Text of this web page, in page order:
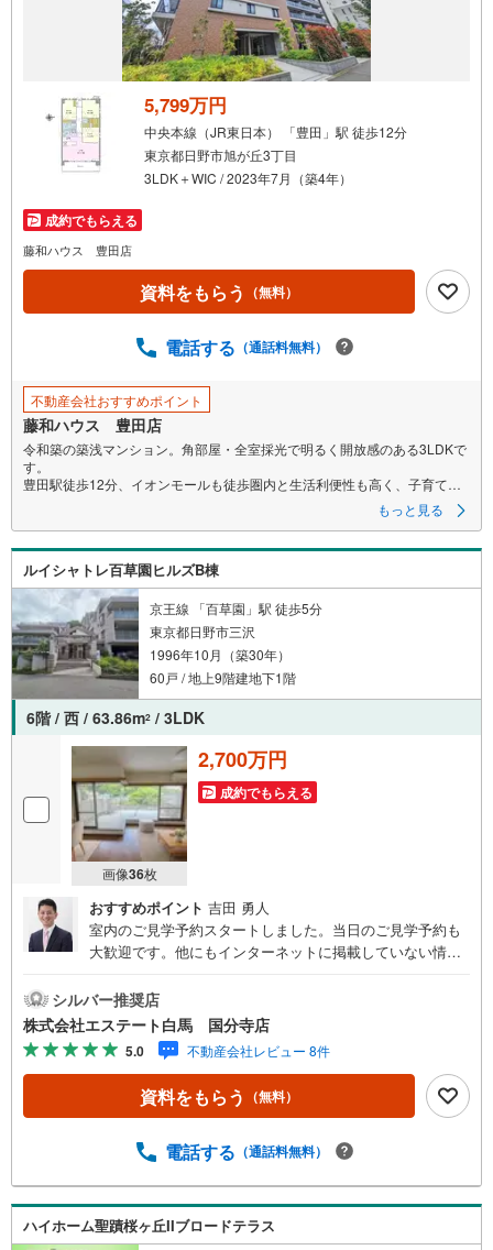
イ
ペ
ジ
存
す
る
5,799万円
中央本線（JR東日本） 「豊田」駅 徒歩12分
東京都日野市旭が丘3丁目
3LDK＋WIC / 2023年7月（築4年）
成約でもらえる
藤和ハウス 豊田店
資料をもらう （無料）
電話する （通話料無料）
不動産会社おすすめポイント
藤和ハウス 豊田店
令和築の築浅マンション。角部屋・全室採光で明るく開放感のある3LDKで
す。
豊田駅徒歩12分、イオンモールも徒歩圏内と生活利便性も高く、子育て世
もっと見る
ルイシャトレ百草園ヒルズB棟
京王線 「百草園」駅 徒歩5分
東京都日野市三沢
1996年10月（築30年）
60戸 / 地上9階建地下1階
6階 / 西 / 63.86m2 / 3LDK
画像36枚
2,700万円
成約でもらえる
おすすめポイント 吉田 勇人
室内のご見学予約スタートしました。当日のご見学予約も
大歓迎です。他にもインターネットに掲載していない情報
不動産キャンペーン対象店舗。当店で物件を成約するとPa
yPayボーナスをプレゼント！「資料をもらう」「見学予約
をする」ボタンからお問い合わせください。【営業時間 9
時30分～18時30分】（年中無休）・人気物件には特に問い
合わせが集中するため、お早めにお電話ください。「室
内・現地を見学する」ボタンよりご予約いただくとご見学
のファイナンシャルプランナーへの無料個別ライフプラン
ース、おむつ替えベッド、アンパンマンジュースなどを完
備しておりますので、お子様連れでもお気軽にお越し下さ
い。
シルバー推奨店
株式会社エステート白馬 国分寺店
5.0 不動産会社レビュー 8件
資料をもらう （無料）
電話する （通話料無料）
ハイホーム聖蹟桜ヶ丘IIブロードテラス